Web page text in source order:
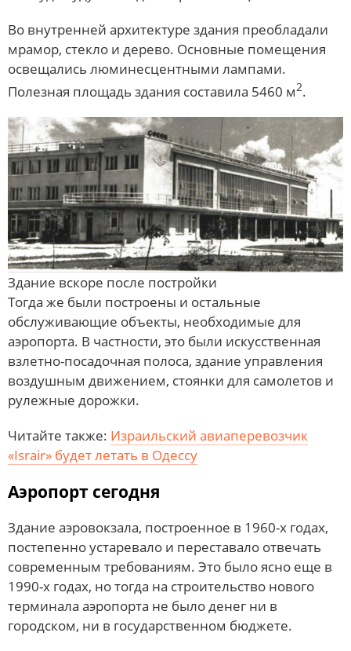
Во внутренней архитектуре здания преобладали
мрамор, стекло и дерево. Основные помещения
освещались люминесцентными лампами.
Полезная площадь здания составила 5460 м2.
Здание вскоре после постройки
Тогда же были построены и остальные
обслуживающие объекты, необходимые для
аэропорта. В частности, это были искусственная
взлетно-посадочная полоса, здание управления
воздушным движением, стоянки для самолетов и
рулежные дорожки.
Читайте также: Израильский авиаперевозчик
«Israir» будет летать в Одессу
Аэропорт сегодня
Здание аэровокзала, построенное в 1960-х годах,
постепенно устаревало и переставало отвечать
современным требованиям. Это было ясно еще в
1990-х годах, но тогда на строительство нового
терминала аэропорта не было денег ни в
городском, ни в государственном бюджете.